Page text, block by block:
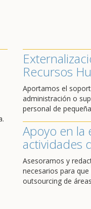
Recursos
Aportamos el
administración o
personal de
Apoyo en la
actividades
Asesoramos y
necesarios para
outsourcing de